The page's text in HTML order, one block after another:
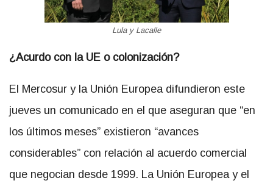
Lula y Lacalle
¿Acurdo con la UE o colonización?
El Mercosur y la Unión Europea difundieron este
jueves un comunicado en el que aseguran que “en
los últimos meses” existieron “avances
considerables” con relación al acuerdo comercial
que negocian desde 1999. La Unión Europea y el